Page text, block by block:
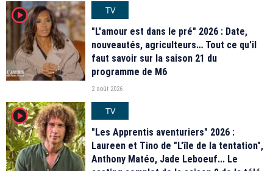
player2
TV
"L'amour est dans le pré" 2026 : Date,
nouveautés, agriculteurs… Tout ce qu'il
faut savoir sur la saison 21 du
programme de M6
2 août 2026
player2
TV
"Les Apprentis aventuriers" 2026 :
Laureen et Tino de "L'île de la tentation",
Anthony Matéo, Jade Leboeuf... Le